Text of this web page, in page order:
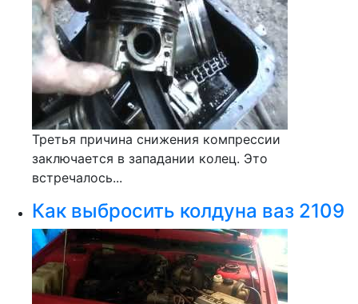
Третья причина снижения компрессии
заключается в западании колец. Это
встречалось...
Как выбросить колдуна ваз 2109